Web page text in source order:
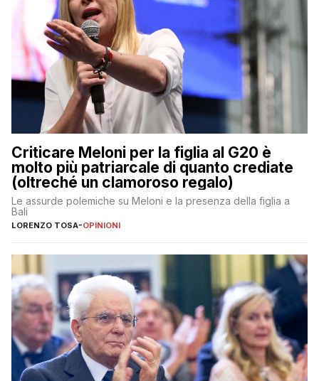
Criticare Meloni per la figlia al G20 è
molto più patriarcale di quanto crediate
(oltreché un clamoroso regalo)
Le assurde polemiche su Meloni e la presenza della figlia a
Bali
LORENZO TOSA-OPINIONI